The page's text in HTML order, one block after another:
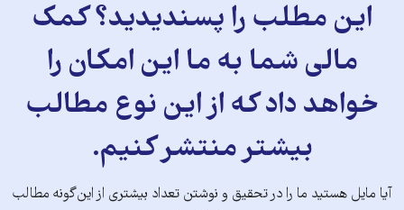
این مطلب را پسندیدید؟ کمک
مالی شما به ما این امکان را
خواهد داد که از این نوع مطالب
بیشتر منتشر کنیم.
آیا مایل هستید ما را در تحقیق و نوشتن تعداد بیشتری از این‌گونه مطالب